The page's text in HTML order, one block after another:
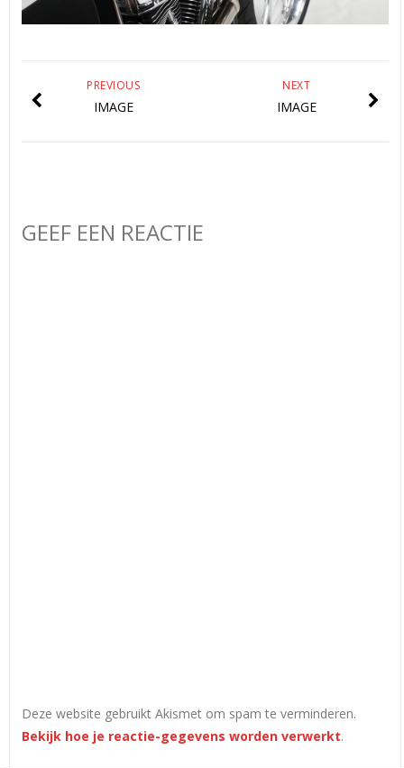
NEXT
IMAGE
PREVIOUS
IMAGE
GEEF EEN REACTIE
Deze website gebruikt Akismet om spam te verminderen.
Bekijk hoe je reactie-gegevens worden verwerkt.